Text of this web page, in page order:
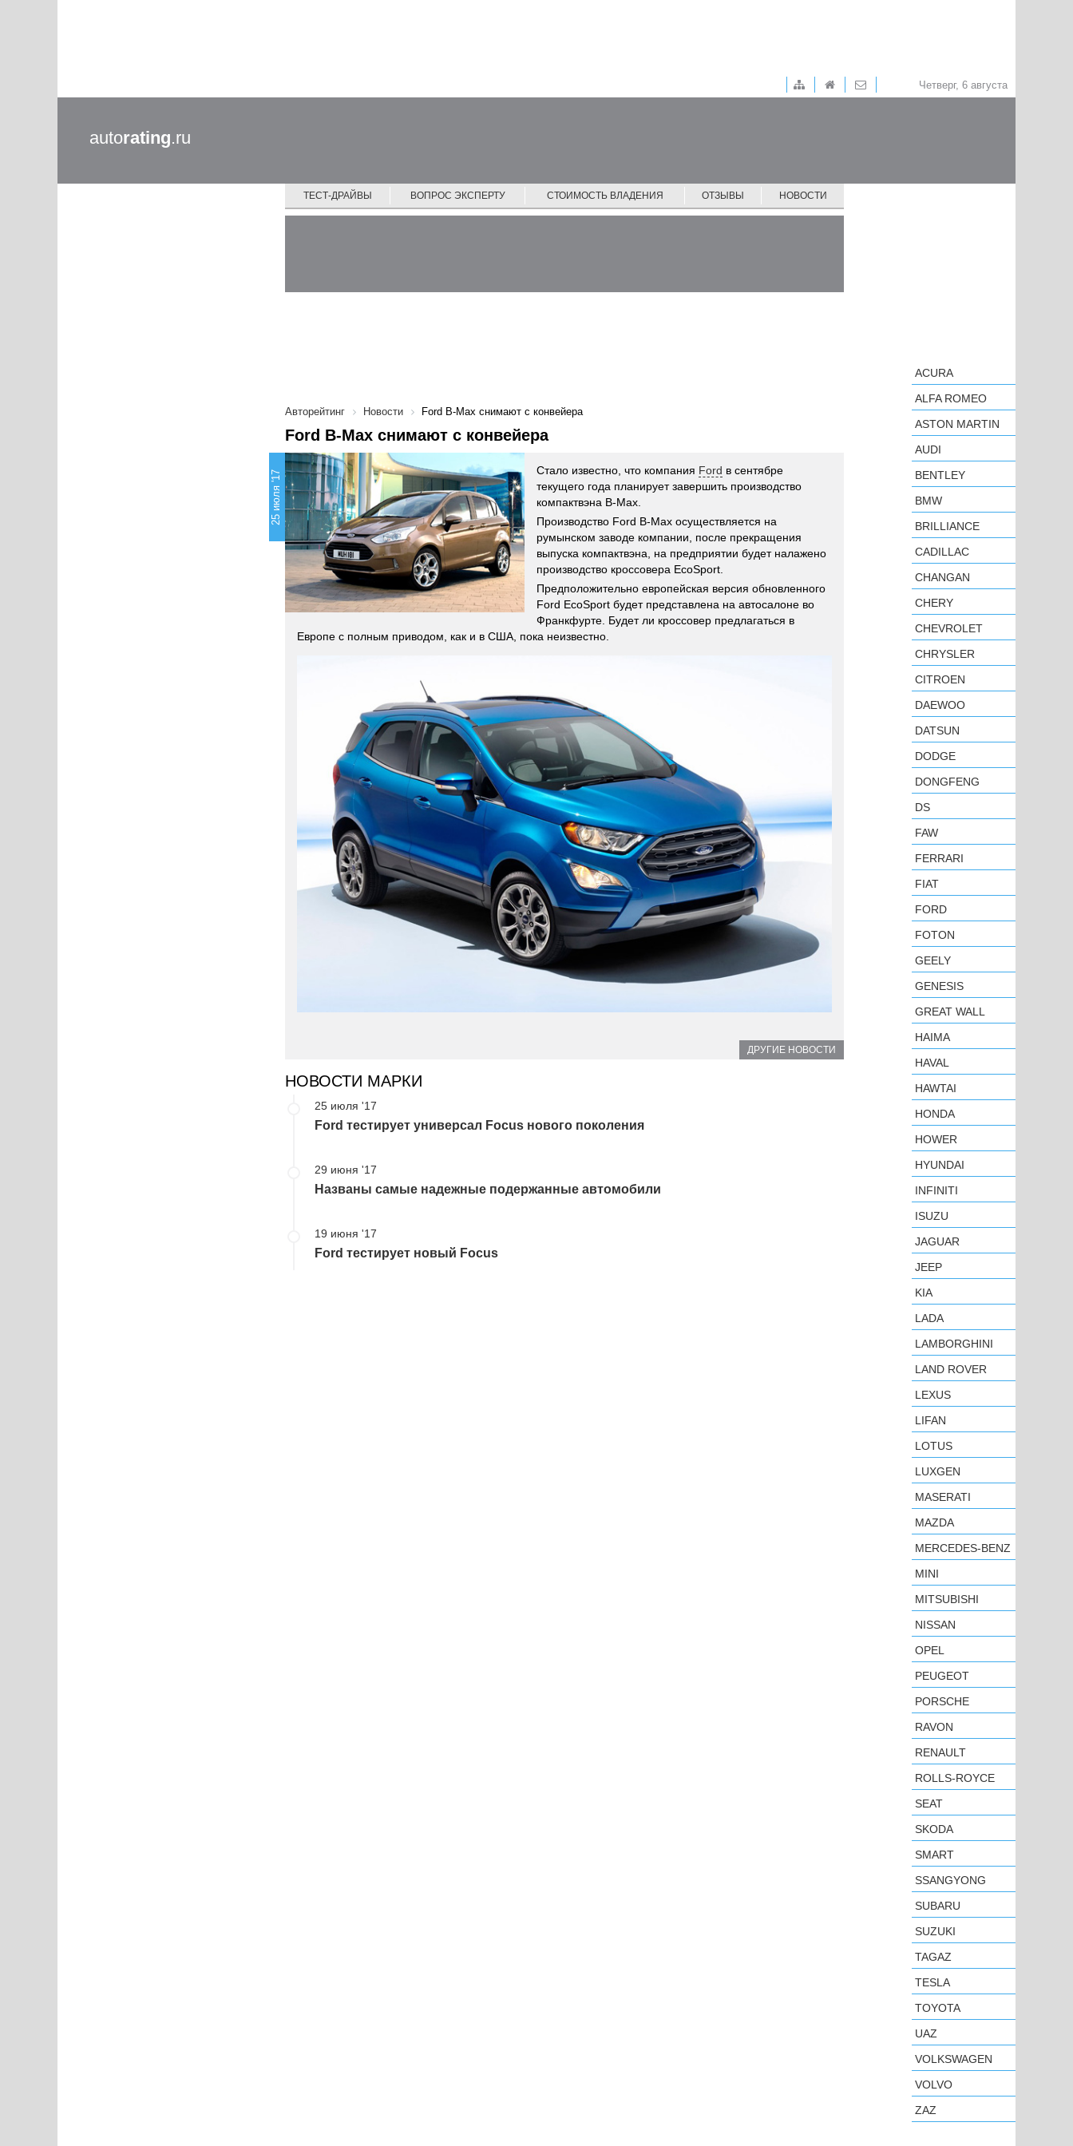
Четверг, 6 августа
autorating.ru
ТЕСТ-ДРАЙВЫ ВОПРОС ЭКСПЕРТУ СТОИМОСТЬ ВЛАДЕНИЯ ОТЗЫВЫ НОВОСТИ
Авторейтинг Новости Ford B-Max снимают с конвейера
Ford B-Max снимают с конвейера
25 июля '17 Стало известно, что компания Ford в сентябре
текущего года планирует завершить производство
компактвэна B-Max.
Производство Ford B-Max осуществляется на
румынском заводе компании, после прекращения
выпуска компактвэна, на предприятии будет налажено
производство кроссовера EcoSport.
Предположительно европейская версия обновленного
Ford EcoSport будет представлена на автосалоне во
Франкфурте. Будет ли кроссовер предлагаться в
Европе с полным приводом, как и в США, пока неизвестно.
ДРУГИЕ НОВОСТИ
НОВОСТИ МАРКИ
25 июля '17
Ford тестирует универсал Focus нового поколения
29 июня '17
Названы самые надежные подержанные автомобили
19 июня '17
Ford тестирует новый Focus
ACURA
ALFA ROMEO
ASTON MARTIN
AUDI
BENTLEY
BMW
BRILLIANCE
CADILLAC
CHANGAN
CHERY
CHEVROLET
CHRYSLER
CITROEN
DAEWOO
DATSUN
DODGE
DONGFENG
DS
FAW
FERRARI
FIAT
FORD
FOTON
GEELY
GENESIS
GREAT WALL
HAIMA
HAVAL
HAWTAI
HONDA
HOWER
HYUNDAI
INFINITI
ISUZU
JAGUAR
JEEP
KIA
LADA
LAMBORGHINI
LAND ROVER
LEXUS
LIFAN
LOTUS
LUXGEN
MASERATI
MAZDA
MERCEDES-BENZ
MINI
MITSUBISHI
NISSAN
OPEL
PEUGEOT
PORSCHE
RAVON
RENAULT
ROLLS-ROYCE
SEAT
SKODA
SMART
SSANGYONG
SUBARU
SUZUKI
TAGAZ
TESLA
TOYOTA
UAZ
VOLKSWAGEN
VOLVO
ZAZ